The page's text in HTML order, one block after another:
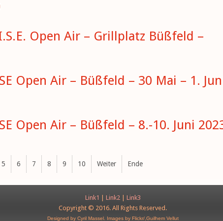
Open Air – Grillplatz Büßfeld –
Open Air – Büßfeld – 30 Mai – 1.
Open Air – Büßfeld – 8.-10. Juni
5 6 7 8 9 10 Weiter Ende
Link1 Link2| Link3
Copyright © 2016. All Rights Reserved.
Designed by Cyril Massel. Images by Flickr/,Guilhem Vellut